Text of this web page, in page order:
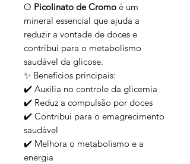
O Picolinato de Cromo é um
mineral essencial que ajuda a
reduzir a vontade de doces e
contribui para o metabolismo
saudável da glicose.
✨ Benefícios principais:
✔️ Auxilia no controle da glicemia
✔️ Reduz a compulsão por doces
✔️ Contribui para o emagrecimento
saudável
✔️ Melhora o metabolismo e a
energia